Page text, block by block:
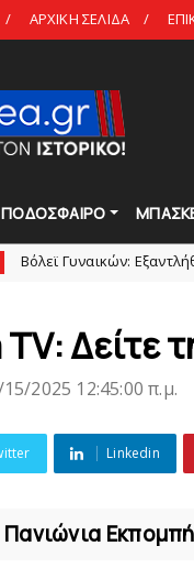
ΑΡΧΙΚΗ ΣΕΛΙΔΑ
ΠΟΔΟΣΦΑΙΡΟ
Εξαντλήθηκαν τα
Δείτε
2025 12:45:00 π.μ.
Linkedin
Πανιώνια